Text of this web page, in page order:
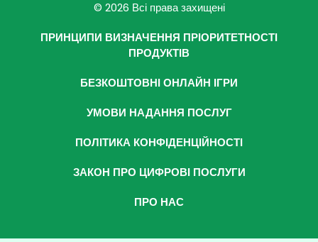
© 2026 Всі права захищені
ПРИНЦИПИ ВИЗНАЧЕННЯ ПРІОРИТЕТНОСТІ
ПРОДУКТІВ
БЕЗКОШТОВНІ ОНЛАЙН ІГРИ
УМОВИ НАДАННЯ ПОСЛУГ
ПОЛІТИКА КОНФІДЕНЦІЙНОСТІ
ЗАКОН ПРО ЦИФРОВІ ПОСЛУГИ
ПРО НАС